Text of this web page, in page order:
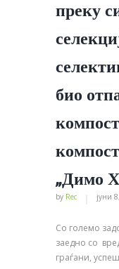
преку
био
„Димо
by Rec јуни
Со големо
заедно со
граѓани,